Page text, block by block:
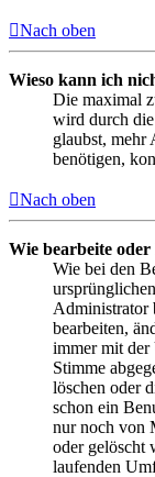
Nach oben
Wieso kann ich
Die maximal
wird durch
glaubst, mehr
benötigen,
Nach oben
Wie bearbeite oder
Wie bei den
Administrator
bearbeiten,
immer mit der
Stimme
löschen oder
schon ein
nur noch von
oder gelöscht
laufenden